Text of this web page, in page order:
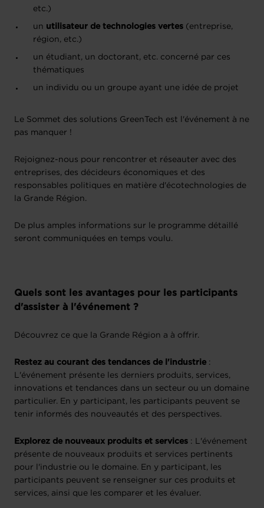
etc.)
un utilisateur de technologies vertes (entreprise,
région, etc.)
un étudiant, un doctorant, etc. concerné par ces
thématiques
un individu ou un groupe ayant une idée de projet
Le Sommet des solutions GreenTech est l'événement à ne
pas manquer !
Rejoignez-nous pour rencontrer et réseauter avec des
entreprises, des décideurs économiques et des
responsables politiques en matière d'écotechnologies de
la Grande Région.
De plus amples informations sur le programme détaillé
seront communiquées en temps voulu.
Quels sont les avantages pour les participants
d'assister à l'événement ?
Découvrez ce que la Grande Région a à offrir.
Restez au courant des tendances de l'industrie :
L'événement présente les derniers produits, services,
innovations et tendances dans un secteur ou un domaine
particulier. En y participant, les participants peuvent se
tenir informés des nouveautés et des perspectives.
Explorez de nouveaux produits et services : L'événement
présente de nouveaux produits et services pertinents
pour l'industrie ou le domaine. En y participant, les
participants peuvent se renseigner sur ces produits et
services, ainsi que les comparer et les évaluer.